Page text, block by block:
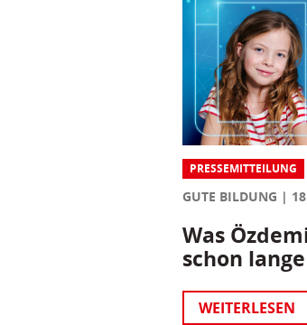
PRESSEMITTEILUNG
GUTE BILDUNG
Was
schon lange
WEITERLESEN